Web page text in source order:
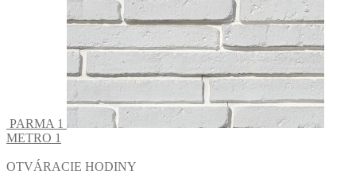
PARMA 1
METRO 1
OTVÁRACIE HODINY